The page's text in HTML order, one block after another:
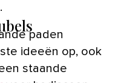
paden
ideeën op, ook
staande